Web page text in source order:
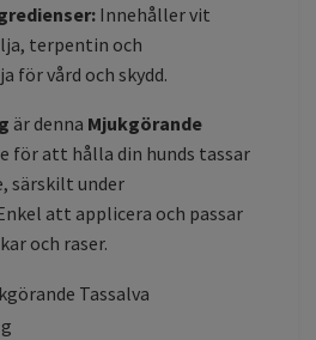
Innehåller vit
terpentin och
för vård och skydd.
är denna Mjukgörande
för att hålla din hunds tassar
särskilt under
att applicera och passar
och raser.
Tassalva